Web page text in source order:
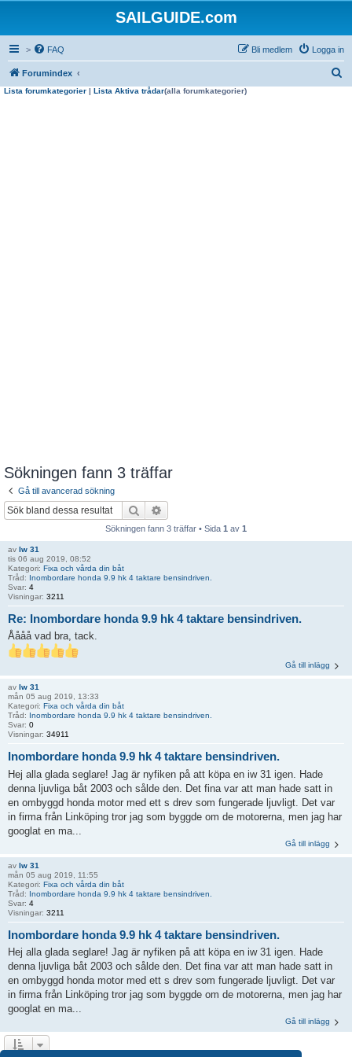
SAILGUIDE.com
> FAQ Logga in
Bli medlem
Forumindex
Lista forumkategorier | Lista Aktiva trådar(alla forumkategorier)
Sökningen fann 3 träffar
Gå till avancerad sökning
Sök
Sökningen fann 3 träffar • Sida 1 av 1
av Iw 31
tis 06 aug 2019, 08:52
Kategori: Fixa och vårda din båt
Tråd: Inombordare honda 9.9 hk 4 taktare bensindriven.
Svar: 4
Visningar: 3211
Re: Inombordare honda 9.9 hk 4 taktare bensindriven.
Åååå vad bra, tack.
Gå till inlägg
av Iw 31
mån 05 aug 2019, 13:33
Kategori: Fixa och vårda din båt
Tråd: Inombordare honda 9.9 hk 4 taktare bensindriven.
Svar: 0
Visningar: 34911
Inombordare honda 9.9 hk 4 taktare bensindriven.
Hej alla glada seglare! Jag är nyfiken på att köpa en iw 31 igen. Hade
denna ljuvliga båt 2003 och sålde den. Det fina var att man hade satt in
en ombyggd honda motor med ett s drev som fungerade ljuvligt. Det var
in firma från Linköping tror jag som byggde om de motorerna, men jag har
googlat en ma...
Gå till inlägg
av Iw 31
mån 05 aug 2019, 11:55
Kategori: Fixa och vårda din båt
Tråd: Inombordare honda 9.9 hk 4 taktare bensindriven.
Svar: 4
Visningar: 3211
Inombordare honda 9.9 hk 4 taktare bensindriven.
Hej alla glada seglare! Jag är nyfiken på att köpa en iw 31 igen. Hade
denna ljuvliga båt 2003 och sålde den. Det fina var att man hade satt in
en ombyggd honda motor med ett s drev som fungerade ljuvligt. Det var
in firma från Linköping tror jag som byggde om de motorerna, men jag har
googlat en ma...
Gå till inlägg